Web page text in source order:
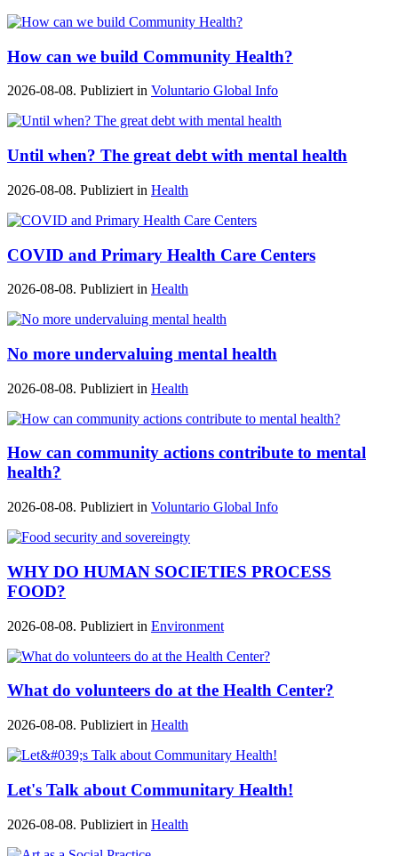
How can we build Community Health?
2026-08-08. Publiziert in Voluntario Global Info
Until when? The great debt with mental health
2026-08-08. Publiziert in Health
COVID and Primary Health Care Centers
2026-08-08. Publiziert in Health
No more undervaluing mental health
2026-08-08. Publiziert in Health
How can community actions contribute to mental
health?
2026-08-08. Publiziert in Voluntario Global Info
WHY DO HUMAN SOCIETIES PROCESS
FOOD?
2026-08-08. Publiziert in Environment
What do volunteers do at the Health Center?
2026-08-08. Publiziert in Health
Let's Talk about Communitary Health!
2026-08-08. Publiziert in Health